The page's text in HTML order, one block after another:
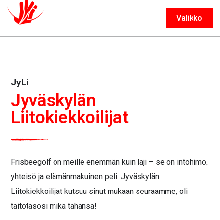
Valikko
Sulje
JyLi
Jyväskylän
Liitokiekkoilijat
Frisbeegolf on meille enemmän kuin laji – se on intohimo,
yhteisö ja elämänmakuinen peli. Jyväskylän
Liitokiekkoilijat kutsuu sinut mukaan seuraamme, oli
taitotasosi mikä tahansa!